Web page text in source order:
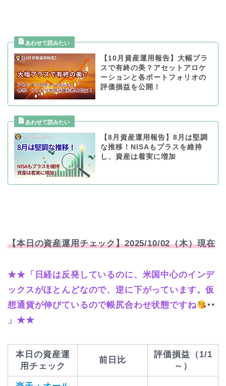
【10月資産運用報告】大幅プラ
スで有終の美？アセットアロケ
ーションと各ポートフォリオの
評価損益を公開！
【8月資産運用報告】8月は堅調
な推移！NISAもプラスを維持
し、資産は着実に増加
【本日の資産運用チェック】2025/10/02（木）現在
★★「日経は反発しているのに、米国中心のインデ
ックスがほとんどなので、逆に下がっています。仮
想通貨が伸びているので帳尻合わせ状態ですね
」★★
本日の資産運
用チェック
前日比
評価損益（1/1
～）